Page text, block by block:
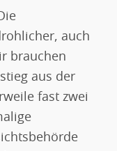
auch
brauchen
aus der
fast zwei